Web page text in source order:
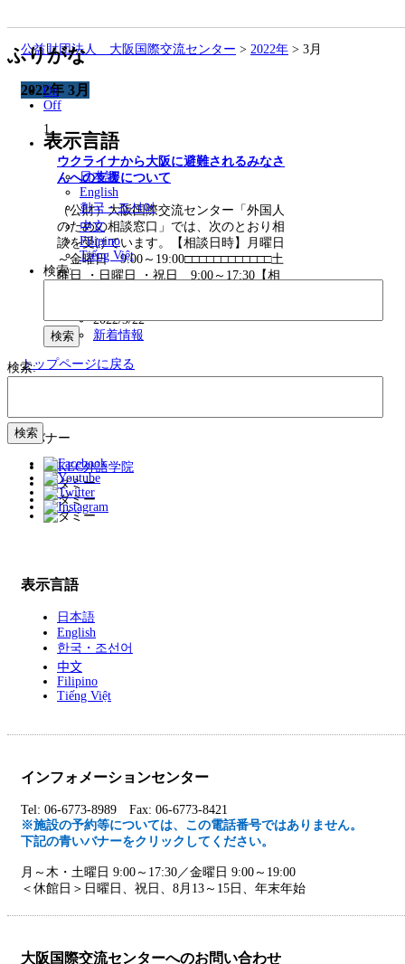
ふりがな
On
Off
表示言語
日本語
English
한국・조선어
中文
Filipino
Tiếng Việt
検索:
検索:
公益財団法人 大阪国際交流センター > 2022年 > 3月
2022年 3月
ウクライナから大阪に避難されるみなさ
んへの支援について
（公財）大阪国際交流センター「外国人
のための相談窓口」では、次のとおり相
談を受けています。【相談日時】月曜日
～金曜日 9:00～19:00□□□□□□□□□□□□土
曜日 ・日曜日 ・祝日 9:00～17:30【相
2022/3/22
新着情報
トップページに戻る
広告バナー
表示言語
日本語
English
한국・조선어
中文
Filipino
Tiếng Việt
インフォメーションセンター
Tel: 06-6773-8989 Fax: 06-6773-8421
※施設の予約等については、この電話番号ではありません。
下記の青いバナーをクリックしてください。
月～木・土曜日 9:00～17:30／金曜日 9:00～19:00
＜休館日＞日曜日、祝日、8月13～15日、年末年始
大阪国際交流センターへのお問い合わせ